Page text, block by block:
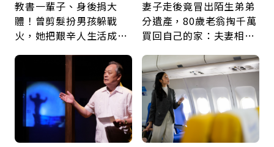
教書一輩子、身後捐大
體！曾剪髮扮男孩躲戰
火，她把艱辛人生活成風
妻子走後竟冒出陌生弟弟
分遺產，80歲老翁掏千萬
買回自己的家：夫妻相守